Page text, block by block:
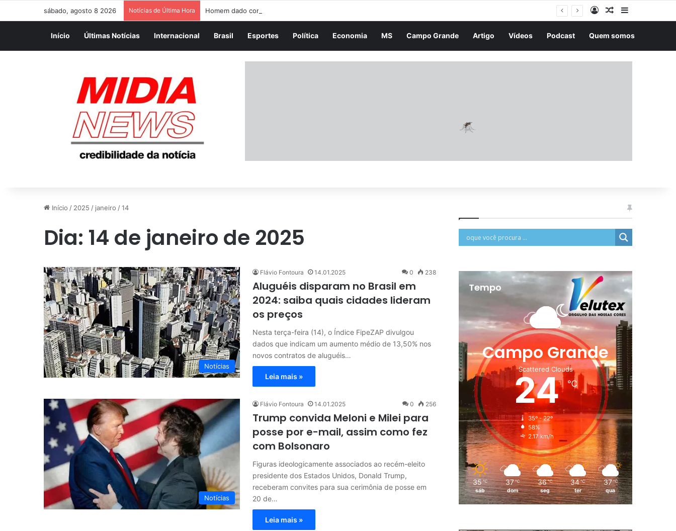
sábado, agosto 8 2026 Notícias de Última Hora Homem dado como morto por 45 minutos afirma ter conversado com Jesus por três horas EntrarArtigo aleatório
Início Últimas Notícias Internacional Brasil Esportes Política Economia MS Campo Grande Artigo Vídeos Podcast Quem somos
Início / 2025 / janeiro /14
Dia: 14 de janeiro de 2025
Notícias
Flávio Fontoura 14.01.2025 0 238
Aluguéis disparam no Brasil em
2024: saiba quais cidades lideram
os preços
Nesta terça-feira (14), o Índice FipeZAP divulgou
dados que indicam um aumento médio de 13,50% nos
novos contratos de aluguéis…
Leia mais »
Notícias
Flávio Fontoura 14.01.2025 0 256
Trump convida Meloni e Milei para
posse por e-mail, assim como fez
com Bolsonaro
Figuras ideologicamente associados ao recém-eleito
presidente dos Estados Unidos, Donald Trump,
receberam convites para sua cerimônia de posse em
20 de…
Leia mais »
Tempo
Campo Grande
Scattered Clouds
24℃
35º - 22º
58%
2.17 km/h
35 ℃
sáb
37 ℃
dom
36 ℃
seg
34 ℃
ter
37 ℃
qua